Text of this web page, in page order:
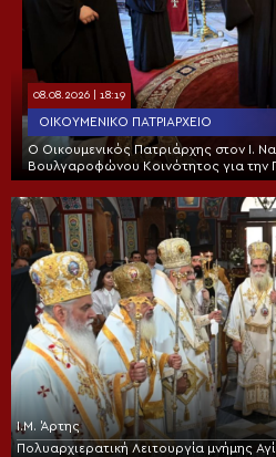
08.08.2026 | 18:19
ΟΙΚΟΥΜΕΝΙΚΌ ΠΑΤΡΙΑΡΧΕΊΟ
Ο Οικουμενικός Πατριάρχης στον I.
Βουλγαροφώνου Κοινότητος για την
Ι.Μ. Άρτης
Πολυαρχιερατική Λειτουργία μνήμης